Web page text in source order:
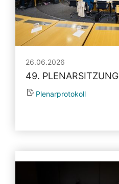
26.06.2026
49. PLENARSITZUNG
Plenarprotokoll